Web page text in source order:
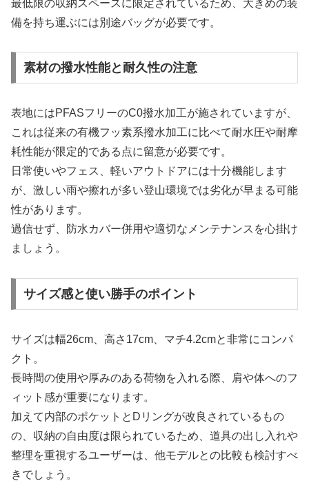
最低限の収納スペースに限定されているため、大きめの装
備を持ち運ぶには別途バッグが必要です。
素材の撥水性能と耐久性の注意
表地にはPFASフリーのC0撥水加工が施されていますが、
これは従来の有機フッ素系撥水加工に比べて耐水圧や耐摩
耗性能が限定的である点に留意が必要です。
日常使いやフェス、軽いアウトドアには十分機能します
が、激しい雨や擦れが多い登山環境では劣化が早まる可能
性があります。
過信せず、防水カバー併用や適切なメンテナンスを心掛け
ましょう。
サイズ感と使い勝手のポイント
サイズは幅26cm、高さ17cm、マチ4.2cmと非常にコンパ
クト。
長時間の使用や厚みのある荷物を入れる際、肩や体へのフ
ィット感が重要になります。
加えて内部のポケットとDリングが改良されているもの
の、収納の自由度は限られているため、道具の出し入れや
整理を重視するユーザーは、他モデルとの比較も検討すべ
きでしょう。